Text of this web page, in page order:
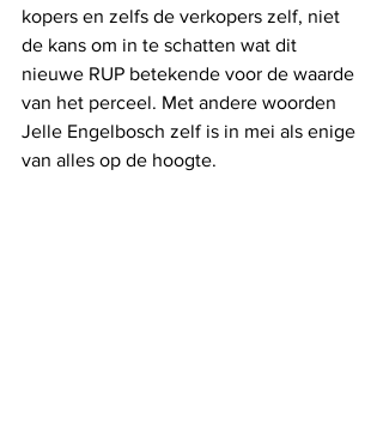
kopers en zelfs de verkopers zelf, niet
de kans om in te schatten wat dit
nieuwe RUP betekende voor de waarde
van het perceel. Met andere woorden
Jelle Engelbosch zelf is in mei als enige
van alles op de hoogte.